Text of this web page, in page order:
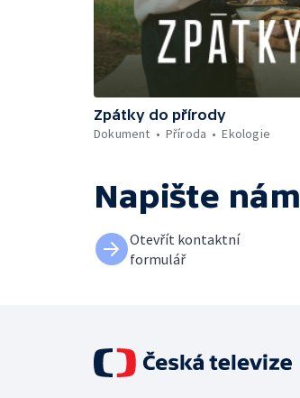
Zpátky do přírody
Dokument
Příroda Ekologie
Napište nám
Otevřít kontaktní
formulář